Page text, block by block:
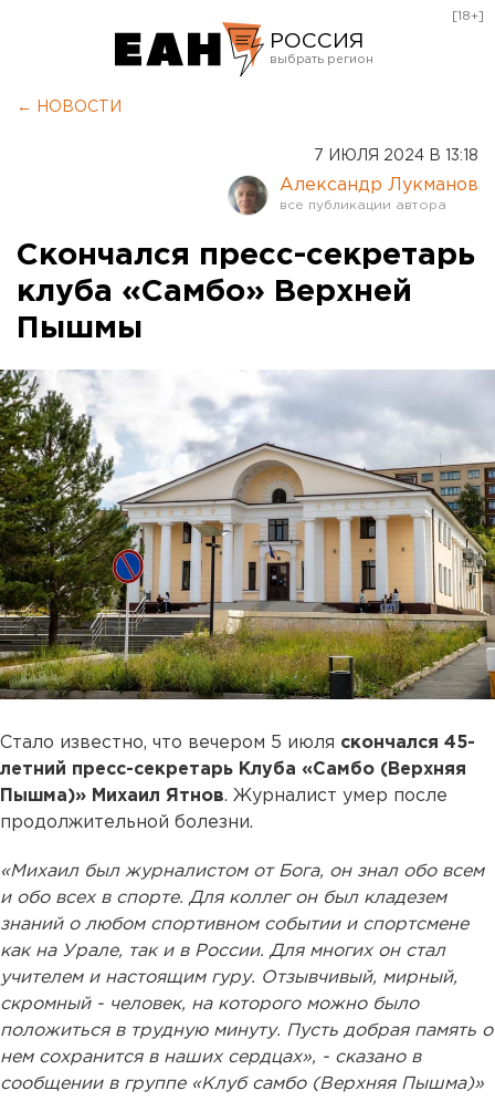
РОССИЯ
Оренбург
[18+]
← НОВОСТИ
7 ИЮЛЯ 2024 В 13:18
Александр Лукманов
Скончался пресс-секретарь
клуба «Самбо» Верхней
Пышмы
Стало известно, что вечером 5 июля скончался 45-
летний пресс-секретарь Клуба «Самбо (Верхняя
Пышма)» Михаил Ятнов. Журналист умер после
продолжительной болезни.
«Михаил был журналистом от Бога, он знал обо всем
и обо всех в спорте. Для коллег он был кладезем
знаний о любом спортивном событии и спортсмене
как на Урале, так и в России. Для многих он стал
учителем и настоящим гуру. Отзывчивый, мирный,
скромный - человек, на которого можно было
положиться в трудную минуту. Пусть добрая память о
нем сохранится в наших сердцах», - сказано в
сообщении в группе «Клуб самбо (Верхняя Пышма)»